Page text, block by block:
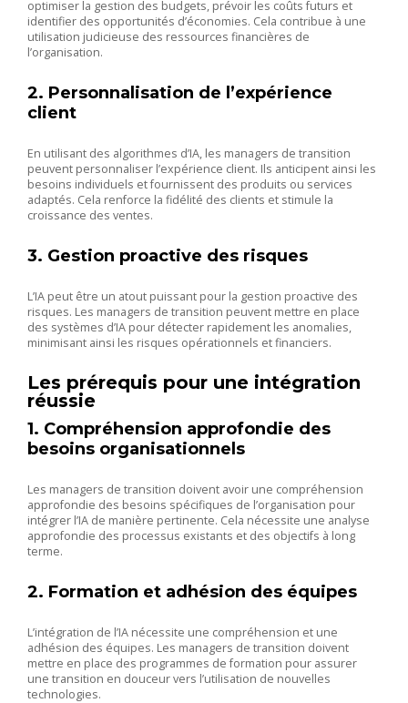
optimiser la gestion des budgets, prévoir les coûts futurs et
identifier des opportunités d’économies. Cela contribue à une
utilisation judicieuse des ressources financières de
l’organisation.
2. Personnalisation de l’expérience
client
En utilisant des algorithmes d’IA, les managers de transition
peuvent personnaliser l’expérience client. Ils anticipent ainsi les
besoins individuels et fournissent des produits ou services
adaptés. Cela renforce la fidélité des clients et stimule la
croissance des ventes.
3. Gestion proactive des risques
L’IA peut être un atout puissant pour la gestion proactive des
risques. Les managers de transition peuvent mettre en place
des systèmes d’IA pour détecter rapidement les anomalies,
minimisant ainsi les risques opérationnels et financiers.
Les prérequis pour une intégration
réussie
1. Compréhension approfondie des
besoins organisationnels
Les managers de transition doivent avoir une compréhension
approfondie des besoins spécifiques de l’organisation pour
intégrer l’IA de manière pertinente. Cela nécessite une analyse
approfondie des processus existants et des objectifs à long
terme.
2. Formation et adhésion des équipes
L’intégration de l’IA nécessite une compréhension et une
adhésion des équipes. Les managers de transition doivent
mettre en place des programmes de formation pour assurer
une transition en douceur vers l’utilisation de nouvelles
technologies.